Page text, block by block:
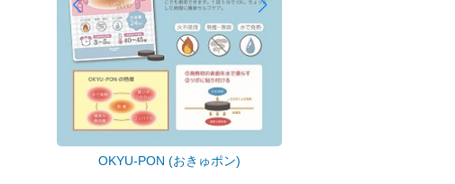
OKYU-PON (おきゅポン)